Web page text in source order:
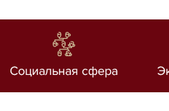
Социальная сфера